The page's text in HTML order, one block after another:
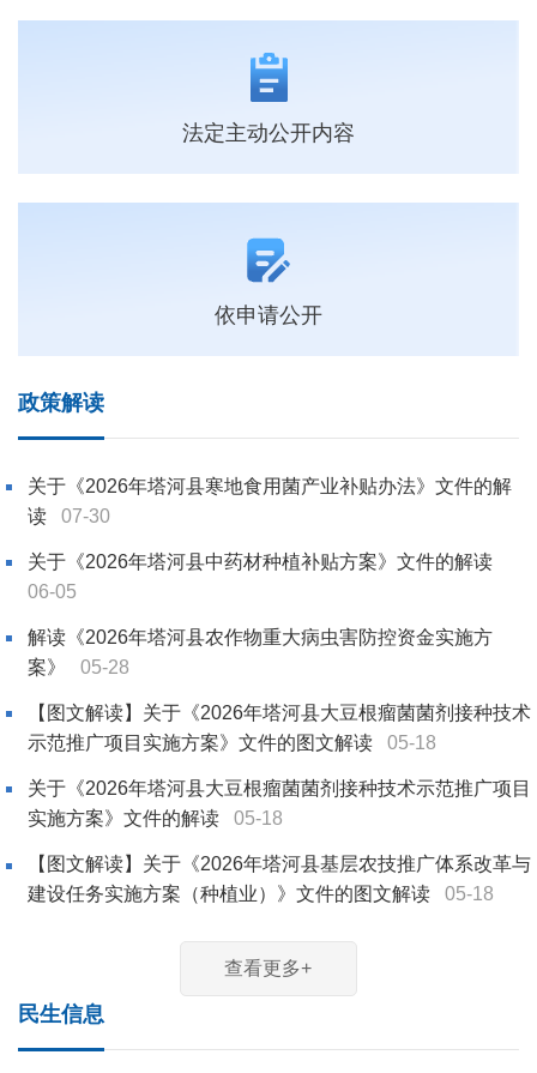
法定主动公开内容
依申请公开
政策解读
关于《2026年塔河县寒地食用菌产业补贴办法》文件的解
读
07-30
关于《2026年塔河县中药材种植补贴方案》文件的解读
06-05
解读《2026年塔河县农作物重大病虫害防控资金实施方
案》
05-28
【图文解读】关于《2026年塔河县大豆根瘤菌菌剂接种技术
示范推广项目实施方案》文件的图文解读
05-18
关于《2026年塔河县大豆根瘤菌菌剂接种技术示范推广项目
实施方案》文件的解读
05-18
【图文解读】关于《2026年塔河县基层农技推广体系改革与
建设任务实施方案（种植业）》文件的图文解读
05-18
查看更多+
民生信息